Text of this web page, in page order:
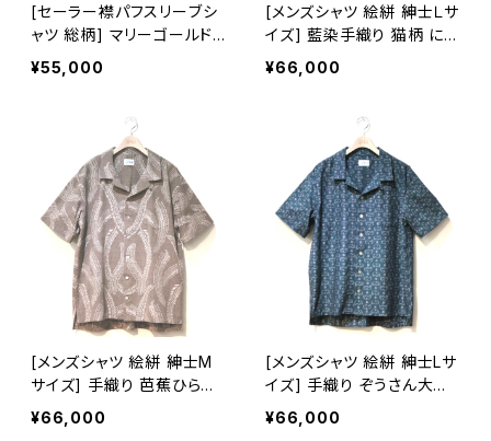
[セーラー襟パフスリーブシ
ャツ 総柄] マリーゴールド
柄 グレー 手織り 久留米絣
使用 池田絣工房
¥55,000
[メンズシャツ 絵絣 紳士Ｌサ
イズ] 藍染手織り 猫柄 にゃ
んこパレード 久留米絣使用
池田絣工房 開襟シャツ 半
¥66,000
[メンズシャツ 絵絣 紳士M
サイズ] 手織り 芭蕉ひらり
柄 久留米絣使用 池田絣工
房 開襟シャツ 半袖
¥66,000
[メンズシャツ 絵絣 紳士Lサ
イズ] 手織り ぞうさん大行
進柄 久留米絣使用 池田絣
工房 開襟シャツ 半袖 グリ
¥66,000